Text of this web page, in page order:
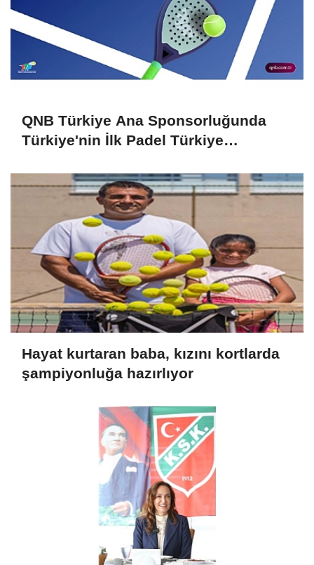
QNB Türkiye Ana Sponsorluğunda
Türkiye'nin İlk Padel Türkiye
Hayat kurtaran baba, kızını kortlarda
şampiyonluğa hazırlıyor